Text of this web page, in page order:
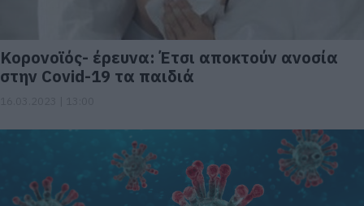
Κορονοϊός- έρευνα: Έτσι αποκτούν ανοσία
στην Covid-19 τα παιδιά